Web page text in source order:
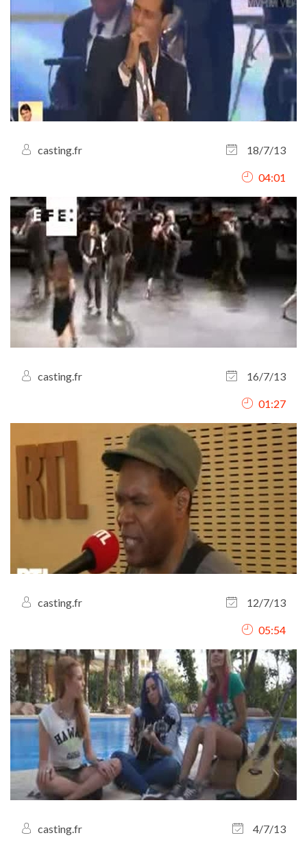
casting.fr 18/7/13
04:01
casting.fr 16/7/13
01:27
casting.fr 12/7/13
05:54
casting.fr 4/7/13